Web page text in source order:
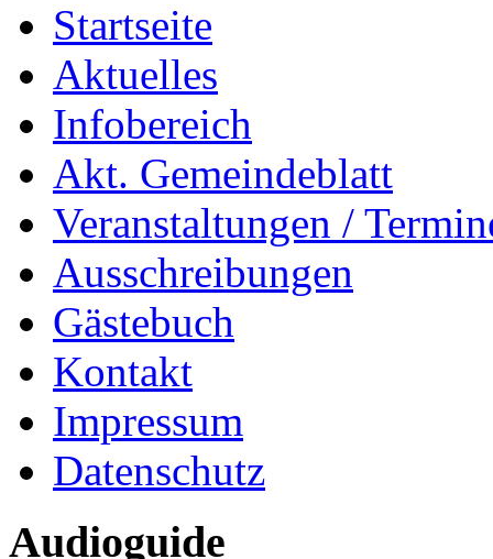
Startseite
Aktuelles
Infobereich
Akt. Gemeindeblatt
Veranstaltungen /
Ausschreibungen
Gästebuch
Kontakt
Impressum
Datenschutz
Audioguide